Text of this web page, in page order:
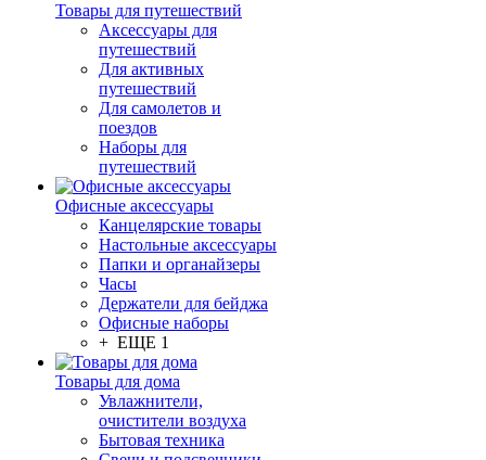
Товары для путешествий
Аксессуары для
путешествий
Для активных
путешествий
Для самолетов и
поездов
Наборы для
путешествий
Офисные аксессуары
Канцелярские товары
Настольные аксессуары
Папки и органайзеры
Часы
Держатели для бейджа
Офисные наборы
+ ЕЩЕ 1
Товары для дома
Увлажнители,
очистители воздуха
Бытовая техника